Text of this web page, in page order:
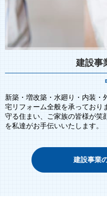
建設事
新築・増改築・水廻り・内装・
宅リフォーム全般を承っており
守る住まい、ご家族の皆様が笑
を私達がお手伝いいたします。
建設事業